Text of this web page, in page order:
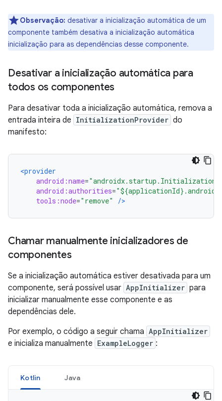
Observação: desativar a inicialização automática de um
componente também desativa a inicialização automática
inicialização para as dependências desse componente.
Desativar a inicialização automática para
todos os componentes
Para desativar toda a inicialização automática, remova a
entrada inteira de InitializationProvider do
manifesto:
<provider
android:name=
android:authorities=
tools:node="remove" />
Chamar manualmente inicializadores de
componentes
Se a inicialização automática estiver desativada para um
componente, será possível usar AppInitializer para
inicializar manualmente esse componente e as
dependências dele.
Por exemplo, o código a seguir chama AppInitializer
e inicializa manualmente ExampleLogger :
Kotlin Java